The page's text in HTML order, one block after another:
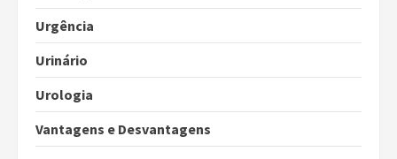
Urgência
Urinário
Urologia
Vantagens e Desvantagens